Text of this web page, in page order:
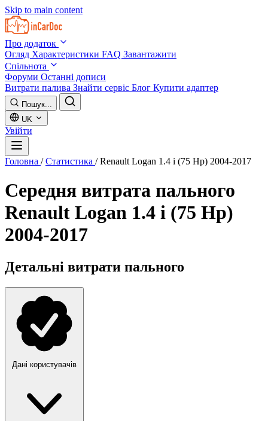
Skip to main content
Про додаток
Огляд Характеристики FAQ Завантажити
Спільнота
Форуми Останні дописи
Витрати палива Знайти сервіс Блог Купити адаптер
Пошук...
UK
Увійти
Головна / Статистика / Renault Logan 1.4 i (75 Hp) 2004-2017
Середня витрата пального
Renault Logan 1.4 i (75 Hp)
2004-2017
Детальні витрати пального
Дані користувачів